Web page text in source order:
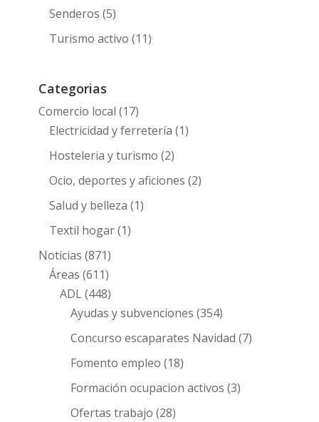
Senderos (5)
Turismo activo (11)
Categorias
Comercio local (17)
Electricidad y ferretería (1)
Hosteleria y turismo (2)
Ocio, deportes y aficiones (2)
Salud y belleza (1)
Textil hogar(1)
Noticias (871)
Áreas (611)
ADL(448)
Ayudas y subvenciones (354)
Concurso escaparates Navidad (7)
Fomento empleo (18)
Formación ocupacion activos (3)
Ofertas trabajo (28)